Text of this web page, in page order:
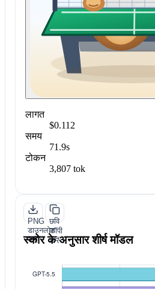
लागत
$0.112
समय
71.9s
टोकन
3,807 tok
PNG
डाउनलोड
करें
छवि
कॉपी
करें
स्कोर के अनुसार शीर्ष मॉडल